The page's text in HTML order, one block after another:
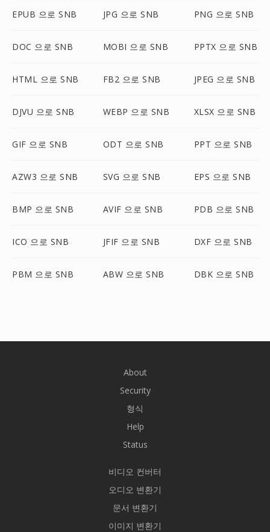
EPUB 으로 SNB JPG 으로 SNB PNG 으로 SNB
DOC 으로 SNB MOBI 으로 SNB PPTX 으로 SNB
HTML 으로 SNB FB2 으로 SNB JPEG 으로 SNB
DJVU 으로 SNB WEBP 으로 SNB XLSX 으로 SNB
GIF 으로 SNB ODT 으로 SNB PPT 으로 SNB
AZW3 으로 SNB SVG 으로 SNB EPS 으로 SNB
BMP 으로 SNB AVIF 으로 SNB PDB 으로 SNB
ICO 으로 SNB JFIF 으로 SNB DXF 으로 SNB
PBM 으로 SNB ABW 으로 SNB DBK 으로 SNB
About
Security
형식
Help
Status
비디오 컨버터
오디오 변환기
문서 변환기
이미지 변환기